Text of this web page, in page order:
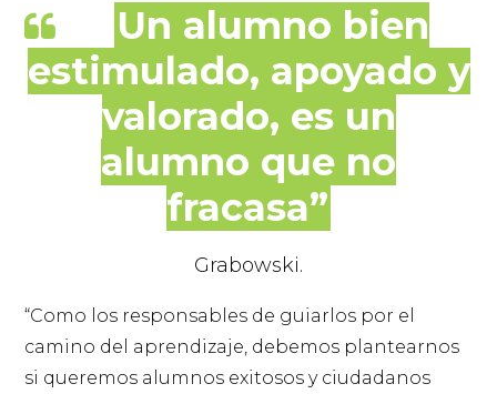
Un alumno bien
estimulado, apoyado y
valorado, es un
alumno que no
fracasa”
Grabowski.
“Como los responsables de guiarlos por el
camino del aprendizaje, debemos plantearnos
si queremos alumnos exitosos y ciudadanos